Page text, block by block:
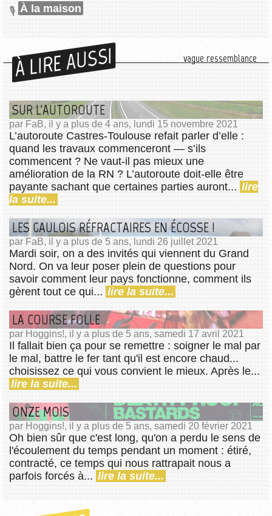
À la maison
À LIRE AUSSI vague ressemblance
SUR L'AUTOROUTE
par FaB, il y a plus de 4 ans, lundi 15 novembre 2021
L’autoroute Castres-Toulouse refait parler d’elle :
quand les travaux commenceront — s’ils
commencent ? Ne vaut-il pas mieux une
amélioration de la RN ? L’autoroute doit-elle être
payante sachant que certaines parties auront... lire
la suite...
LES GAULOIS RÉFRACTAIRES EN ÉCOSSE !
par FaB, il y a plus de 5 ans, lundi 26 juillet 2021
Mardi soir, on a des invités qui viennent du Grand
Nord. On va leur poser plein de questions pour
savoir comment leur pays fonctionne, comment ils
gèrent tout ce qui... lire la suite...
LA COURSE FOLLE
par Hoggins!, il y a plus de 5 ans, samedi 17 avril 2021
Il fallait bien ça pour se remettre : soigner le mal par
le mal, battre le fer tant qu'il est encore chaud...
choisissez ce qui vous convient le mieux. Après le...
lire la suite...
ONZE MOIS
par Hoggins!, il y a plus de 5 ans, samedi 20 février 2021
Oh bien sûr que c'est long, qu'on a perdu le sens de
l'écoulement du temps pendant un moment : étiré,
contracté, ce temps qui nous rattrapait nous a
parfois forcés à... lire la suite...